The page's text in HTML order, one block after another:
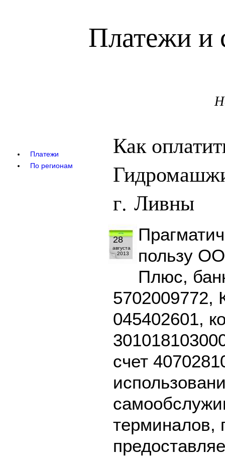
Платежи и
Платежи
По регионам
Как
г. Ливны
28
августа
2013
пользу
Плюс,
5702009772,
045402601,
счет
терминалов,